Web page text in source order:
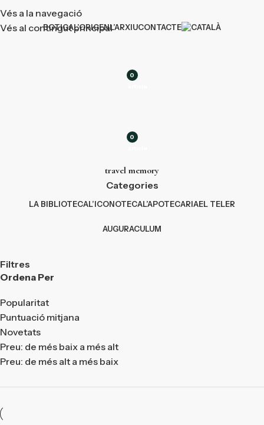
Vés a la navegació
Vés al contingut principal
BOTIGAL’ORIGENL’ARXIUCONTACTE
0
0
travel memory
Categories
LA BIBLIOTECAL’ICONOTECAL’APOTECARIAEL TELER
AUGURACULUM
Filtres
Ordena Per
Popularitat
Puntuació mitjana
Novetats
Preu: de més baix a més alt
Preu: de més alt a més baix